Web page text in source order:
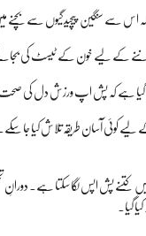
اس سے سنگین پیچیدگیوں سے بچنے
کے لیے خون کے ٹیسٹ کی بجائے
گیا ہے کہ پش اپ ورزش دل کی
ہر فرد ایک وقت میں کتنے پش اپس لگا